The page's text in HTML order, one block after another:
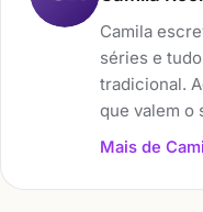
Camila
séries e
tradicional.
que valem o
Mais de